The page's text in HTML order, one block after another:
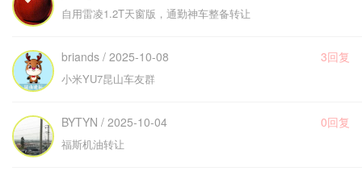
自用雷凌1.2T天窗版，通勤神车整备转让
briands / 2025-10-08 3回复
小米YU7昆山车友群
BYTYN / 2025-10-04 0回复
福斯机油转让